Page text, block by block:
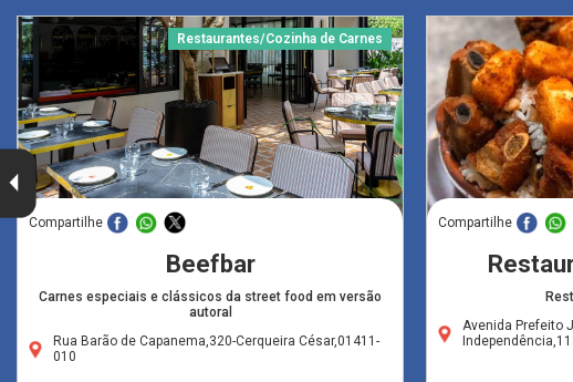
Restaurantes/Cozinha de Carnes
Compartilhe
Beefbar
Carnes especiais e clássicos da street food em versão
autoral
Rua Barão de Capanema,320-Cerqueira César,01411-
010
Compartilhe
Avenida Prefeito